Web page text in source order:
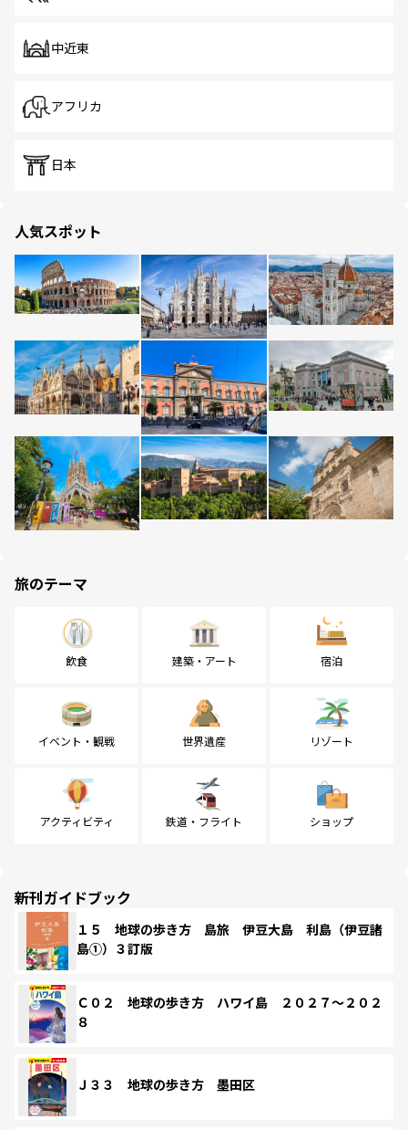
中近東
アフリカ
日本
人気スポット
旅のテーマ
飲食 建築・アート 宿泊
イベント・観戦 世界遺産 リゾート
アクティビティ 鉄道・フライト ショップ
新刊ガイドブック
１５ 地球の歩き方 島旅 伊豆大島 利島（伊豆諸
島①）３訂版
Ｃ０２ 地球の歩き方 ハワイ島 ２０２７～２０２
８
Ｊ３３ 地球の歩き方 墨田区